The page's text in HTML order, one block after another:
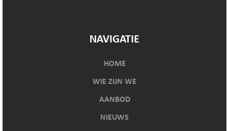
NAVIGATIE
HOME
WIE ZIJN WE
AANBOD
NIEUWS